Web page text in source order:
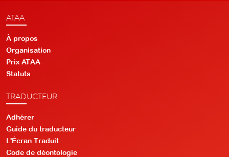
ATAA
À propos
Organisation
Prix ATAA
Statuts
TRADUCTEUR
Adhérer
Guide du traducteur
L'Écran Traduit
Code de déontologie